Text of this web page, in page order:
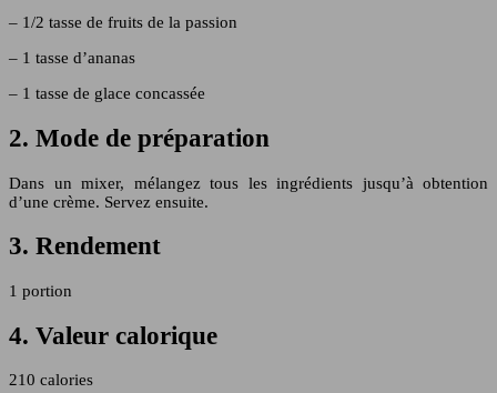
– 1/2 tasse de fruits de la passion
– 1 tasse d’ananas
– 1 tasse de glace concassée
2. Mode de préparation
Dans un mixer, mélangez tous les ingrédients jusqu’à obtention
d’une crème. Servez ensuite.
3. Rendement
1 portion
4. Valeur calorique
210 calories